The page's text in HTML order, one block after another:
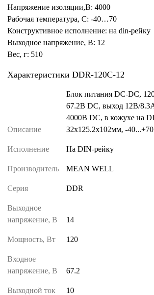
Напряжение изоляции,В: 4000
Рабочая температура, С: -40…70
Конструктивное исполнение: на din-рейку
Выходное напряжение, В: 12
Вес, г: 510
Характеристики DDR-120C-12
Описание
Блок питания DC-DC,
67.2В DC, выход 12В/
4000В DC, в кожухе на
32х125.2х102мм, -
Исполнение На DIN-рейку
Производитель MEAN WELL
Серия DDR
Выходное
напряжение, В
14
Мощность, Вт 120
Входное
напряжение, В
67.2
Выходной ток 10